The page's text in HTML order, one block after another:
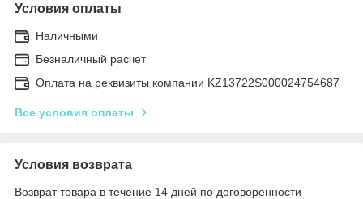
Условия оплаты
Наличными
Безналичный расчет
Оплата на реквизиты компании KZ13722S000024754687
Все условия оплаты
Условия возврата
Возврат товара в течение 14 дней по договоренности